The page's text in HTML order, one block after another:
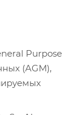
Purpose
(AGM),